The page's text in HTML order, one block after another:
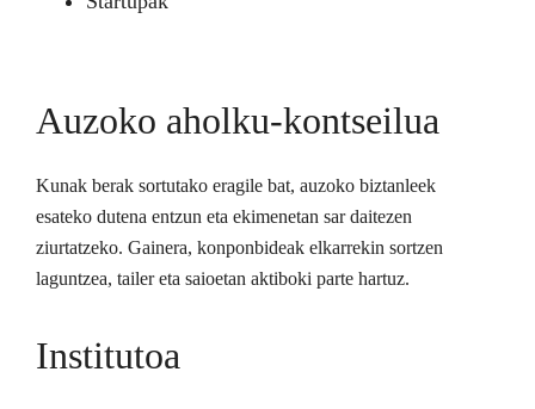
Auzoko aholku-kontseilua
Kunak berak sortutako eragile bat, auzoko biztanleek
esateko dutena entzun eta ekimenetan sar daitezen
ziurtatzeko. Gainera, konponbideak elkarrekin sortzen
laguntzea, tailer eta saioetan aktiboki parte hartuz.
Institutoa